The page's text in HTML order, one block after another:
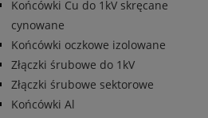
Końcówki Cu do 1kV skręcane
cynowane
Końcówki oczkowe izolowane
Złączki śrubowe do 1kV
Złączki śrubowe sektorowe
Końcówki Al